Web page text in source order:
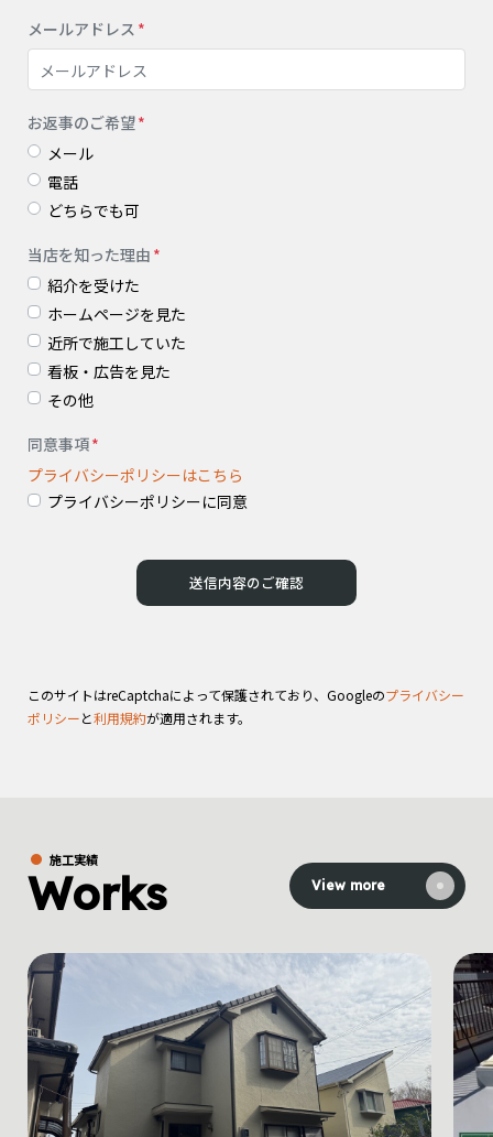
メールアドレス
お返事のご希望
メール
電話
どちらでも可
当店を知った理由
紹介を受けた
ホームページを見た
近所で施工していた
看板・広告を見た
その他
同意事項
プライバシーポリシーはこちら
プライバシーポリシーに同意
このサイトはreCaptchaによって保護されており、 Googleのプライバシー
ポリシーと利用規約が適用されます。
施工実績
Works View more